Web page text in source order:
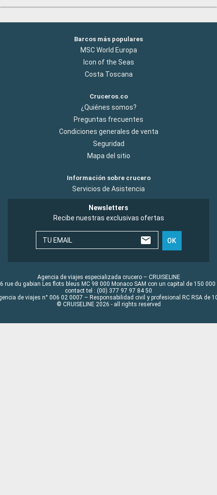
Barcos más populares
MSC World Europa
Icon of the Seas
Costa Toscana
Cruceros.co
¿Quiénes somos?
Preguntas frecuentes
Condiciones generales de venta
Seguridad
Mapa del sitio
Información sobre crucero
Servicios de Asistencia
Newsletters
Recibe nuestras exclusivas ofertas
TU EMAIL OK
Agencia de viajes especializada crucero – CRUISELINE
rue du gabian Les flots bleus MC 98 000 Monaco SAM con un capital de 150 000
contact tel : (00) 377 97 97 84 50
de viajes n° 006 02 0007 – Responsabilidad civil y profesional RC RSA de
© CRUISELINE 2026 - all rights reserved